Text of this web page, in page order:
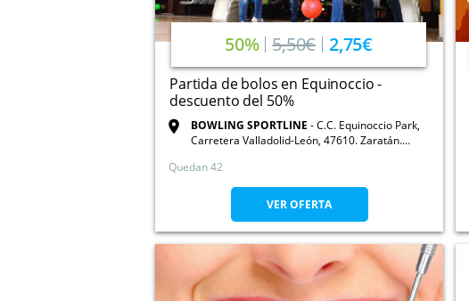
50% 5,50€ 2,75€
Partida de bolos en Equinoccio -
descuento del 50%
BOWLING SPORTLINE
C.C. Equinoccio Park,
Carretera Valladolid-León, 47610. Zaratán.
Quedan 42
VER OFERTA